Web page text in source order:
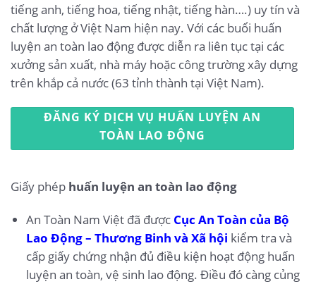
tiếng anh, tiếng hoa, tiếng nhật, tiếng hàn….) uy tín và
chất lượng ở Việt Nam hiện nay. Với các buổi huấn
luyện an toàn lao động được diễn ra liên tục tại các
xưởng sản xuất, nhà máy hoặc công trường xây dựng
trên khắp cả nước (63 tỉnh thành tại Việt Nam).
ĐĂNG KÝ DỊCH VỤ HUẤN LUYỆN AN
TOÀN LAO ĐỘNG
Giấy phép huấn luyện an toàn lao động
An Toàn Nam Việt đã được Cục An Toàn của Bộ
Lao Động – Thương Binh và Xã hội kiểm tra và
cấp giấy chứng nhận đủ điều kiện hoạt động huấn
luyện an toàn, vệ sinh lao động. Điều đó càng củng